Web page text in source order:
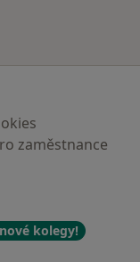
zaměstnance
kolegy!